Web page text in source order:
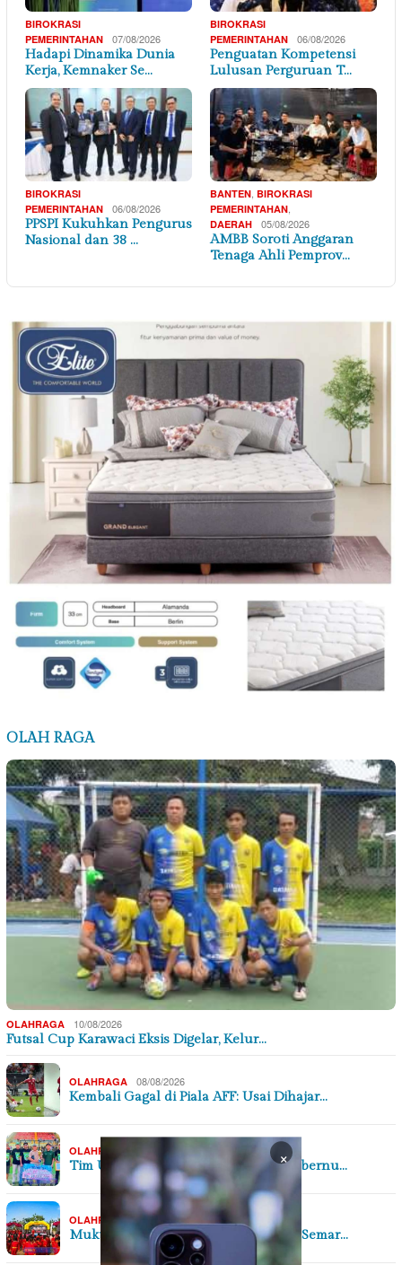
BIROKRASI
PEMERINTAHAN
07/08/2026
Hadapi Dinamika Dunia
Kerja, Kemnaker Se…
BIROKRASI
PEMERINTAHAN
06/08/2026
Penguatan Kompetensi
Lulusan Perguruan T…
BIROKRASI
PEMERINTAHAN
06/08/2026
PPSPI Kukuhkan Pengurus
Nasional dan 38 …
BANTEN BIROKRASI
PEMERINTAHAN
DAERAH 05/08/2026
AMBB Soroti Anggaran
Tenaga Ahli Pemprov…
OLAH RAGA
OLAHRAGA 10/08/2026
Futsal Cup Karawaci Eksis Digelar, Kelur…
OLAHRAGA 08/08/2026
Kembali Gagal di Piala AFF: Usai Dihajar…
OLAHRAGA 06/08/2026
Tim U-21 Balangan Raih Juara III Gubernu…
OLAHRAGA,SEJARAH & BUDAYA 05/08/2026
Muktamar XVI Tapak Suci Digelar di Semar…
×